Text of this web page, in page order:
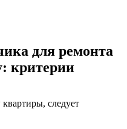
для ремонта
критерии
следует